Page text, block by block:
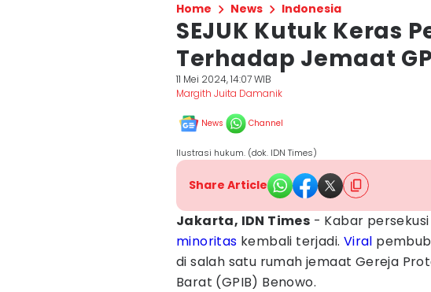
Home News Indonesia
SEJUK Kutuk Keras
Terhadap Jemaat
11 Mei 2024, 14:07 WIB
Margith Juita Damanik
News Channel
Ilustrasi hukum. (dok. IDN Times)
Share Article
Jakarta, IDN Times - Kabar
minoritas kembali terjadi. Viral
di salah satu rumah jemaat Gereja
Barat (GPIB) Benowo.